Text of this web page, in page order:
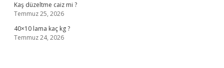
Kaş düzeltme caiz mi ?
Temmuz 25, 2026
40×10 lama kaç kg ?
Temmuz 24, 2026